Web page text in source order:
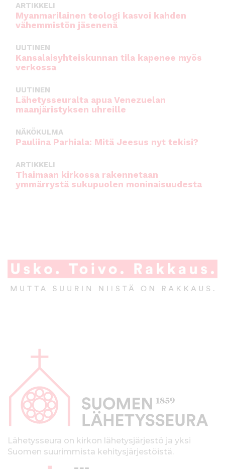
ARTIKKELI
Myanmarilainen teologi kasvoi kahden
vähemmistön jäsenenä
UUTINEN
Kansalaisyhteiskunnan tila kapenee myös
verkossa
UUTINEN
Lähetysseuralta apua Venezuelan
maanjäristyksen uhreille
NÄKÖKULMA
Pauliina Parhiala: Mitä Jeesus nyt tekisi?
ARTIKKELI
Thaimaan kirkossa rakennetaan
ymmärrystä sukupuolen moninaisuudesta
p
kLähetysseura on kirkon lähetysjärjestö ja yksi
Suomen suurimmista kehitysjärjestöistä.